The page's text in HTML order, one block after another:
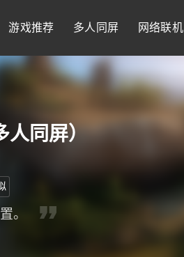
游戏推荐 多人同屏 网络联机
人同屏）
。